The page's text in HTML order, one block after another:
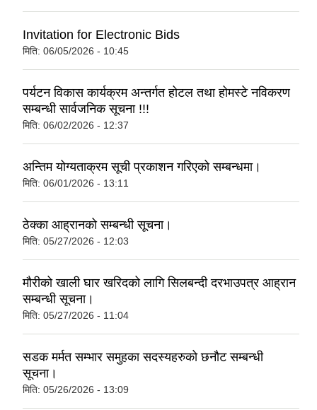
Invitation for Electronic Bids
मिति: 06/05/2026 - 10:45
पर्यटन विकास कार्यक्रम अन्तर्गत होटल तथा होमस्टे नविकरण
सम्बन्धी सार्वजनिक सूचना !!!
मिति: 06/02/2026 - 12:37
अन्तिम योग्यताक्रम सूची प्रकाशन गरिएको सम्बन्धमा।
मिति: 06/01/2026 - 13:11
ठेक्का आह्रानको सम्बन्धी सूचना।
मिति: 05/27/2026 - 12:03
मौरीको खाली घार खरिदको लागि सिलबन्दी दरभाउपत्र आह्रान
सम्बन्धी सूचना।
मिति: 05/27/2026 - 11:04
सडक मर्मत सम्भार समुहका सदस्यहरुको छनौट सम्बन्धी
सूचना।
मिति: 05/26/2026 - 13:09